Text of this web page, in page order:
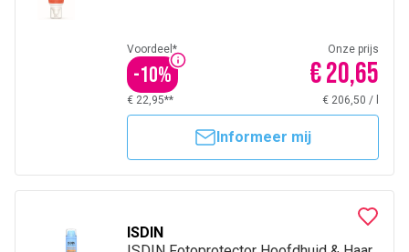
Voordeel*
-10%
Onze prijs
€ 20,65
€ 22,95** € 206,50 /
Informeer mij
ISDIN